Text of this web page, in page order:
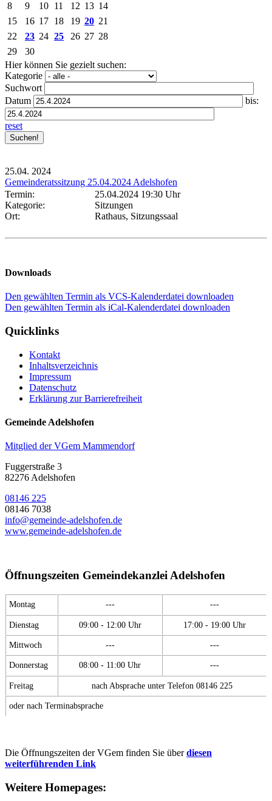
8 9 10 11 12 13 14
15
16 17 18 19 20 21
22
23 24 25 26 27 28
29
30
Hier können Sie gezielt suchen:
Kategorie
Suchwort
Datum
bis:
reset
25.04. 2024
Gemeinderatssitzung 25.04.2024 Adelshofen
Termin:
25.04.2024 19:30 Uhr
Kategorie:
Sitzungen
Ort:
Rathaus, Sitzungssaal
Downloads
Den gewählten Termin als VCS-Kalenderdatei downloaden
Den gewählten Termin als iCal-Kalenderdatei downloaden
Quicklinks
Kontakt
Inhaltsverzeichnis
Impressum
Datenschutz
Erklärung zur Barrierefreiheit
Gemeinde Adelshofen
Mitglied der VGem Mammendorf
Fuggerstraße 3
82276 Adelshofen
08146 225
08146 7038
info@gemeinde-adelshofen.de
www.gemeinde-adelshofen.de
Öffnungszeiten Gemeindekanzlei Adelshofen
Montag --- ---
Dienstag 09:00 - 12:00 Uhr 17:00 - 19:00 Uhr
Mittwoch --- ---
Donnerstag 08:00 - 11:00 Uhr ---
Freitag nach Absprache unter Telefon 08146 225
oder nach Terminabsprache
Die Öffnungszeiten der VGem finden Sie überdiesen
weiterführenden Link
Weitere Homepages: